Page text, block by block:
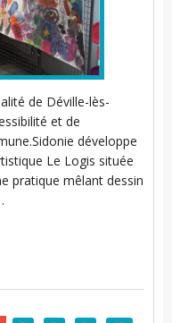
de Déville-lès-
et de
développe
Le Logis située
pratique mêlant dessin